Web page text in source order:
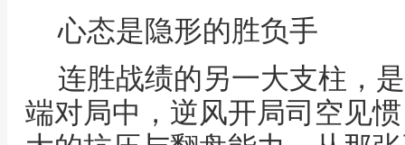
心态是隐形的胜负手
连胜战绩的另一大支柱，
端对局中，逆风开局司空见